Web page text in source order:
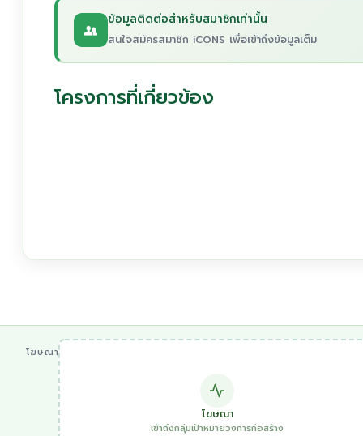
ข้อมูลติดต่อสำหรับสมาชิกเท่านั้น
สนใจสมัครสมาชิก iCONS เพื่อเข้าถึงข้อมูลเต็ม
โครงการที่เกี่ยวข้อง
โฆษณา
โฆษณา
เข้าถึงกลุ่มเป้าหมายวงการก่อสร้าง